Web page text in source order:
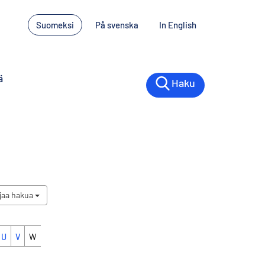
Suomeksi På svenska In English
Haku
hakua
U V W